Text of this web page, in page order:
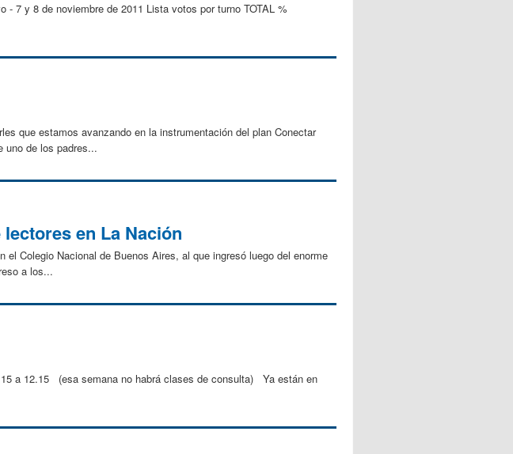
7 y 8 de noviembre de 2011 Lista votos por turno TOTAL %
que estamos avanzando en la instrumentación del plan Conectar
uno de los padres...
en La Nación
Colegio Nacional de Buenos Aires, al que ingresó luego del enorme
a los...
a 12.15 (esa semana no habrá clases de consulta) Ya están en